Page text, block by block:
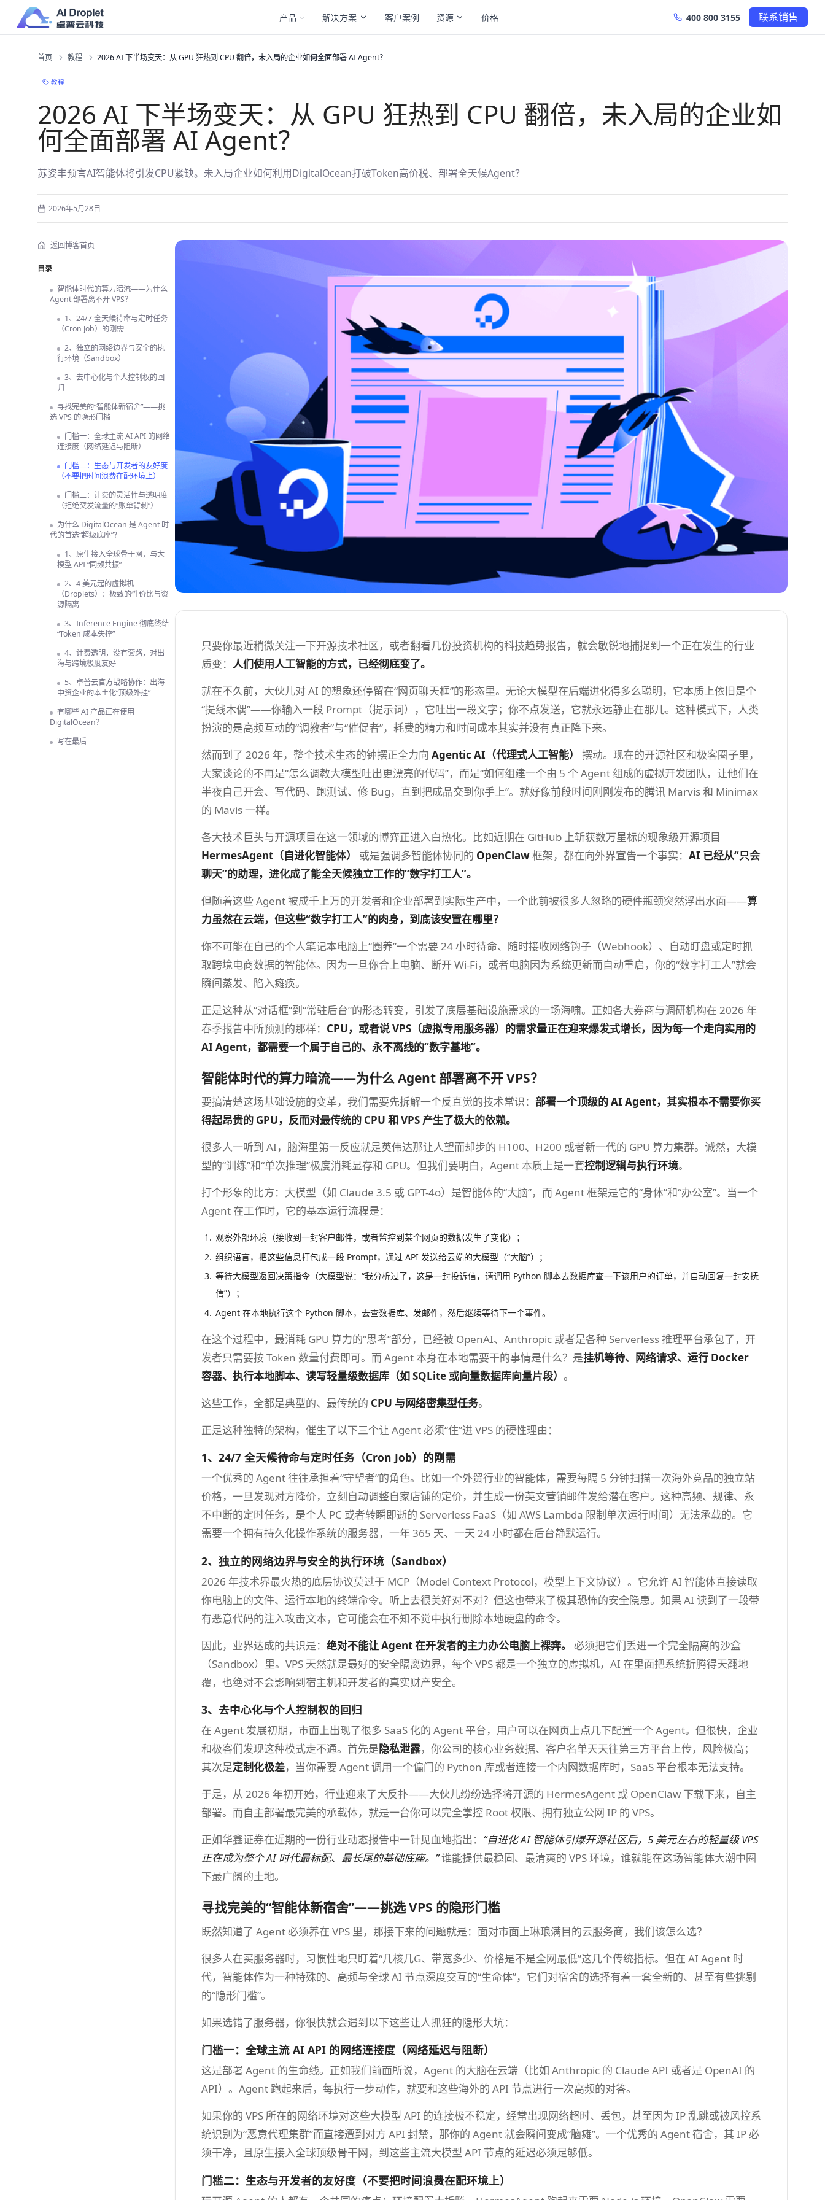
产品 解决方案 客户案例 资源 价格 400 800 3155 联系销售
首页 教程 2026 AI 下半场变天：从 GPU 狂热到 CPU 翻倍，未入局的企业如何全面部署 AI Agent？
教程
2026 AI 下半场变天：从 GPU 狂热到 CPU 翻倍，未入局的企业如
何全面部署 AI Agent？
苏姿丰预言AI智能体将引发CPU紧缺。未入局企业如何利用DigitalOcean打破Token高价税、部署全天候Agent？
2026年5月28日
返回博客首页
目录
智能体时代的算力暗流——为什么
Agent 部署离不开 VPS？
1、24/7 全天候待命与定时任务
（Cron Job）的刚需
2、独立的网络边界与安全的执
行环境（Sandbox）
3、去中心化与个人控制权的回
归
寻找完美的“智能体新宿舍”——挑
选 VPS 的隐形门槛
门槛一：全球主流 AI API 的网络
连接度（网络延迟与阻断）
门槛二：生态与开发者的友好度
（不要把时间浪费在配环境上）
门槛三：计费的灵活性与透明度
（拒绝突发流量的“账单背刺”）
为什么 DigitalOcean 是 Agent 时
代的首选“超级底座”？
1、原生接入全球骨干网，与大
模型 API “同频共振”
2、4 美元起的虚拟机
（Droplets）：极致的性价比与资
源隔离
3、Inference Engine 彻底终结
“Token 成本失控”
4、计费透明，没有套路，对出
海与跨境极度友好
5、卓普云官方战略协作：出海
中资企业的本土化“顶级外挂”
有哪些 AI 产品正在使用
DigitalOcean？
写在最后
只要你最近稍微关注一下开源技术社区，或者翻看几份投资机构的科技趋势报告，就会敏锐地捕捉到一个正在发生的行业
质变： 人们使用人工智能的方式，已经彻底变了。
就在不久前，大伙儿对 AI 的想象还停留在“网页聊天框”的形态里。无论大模型在后端进化得多么聪明，它本质上依旧是个
“提线木偶”——你输入一段 Prompt（提示词），它吐出一段文字；你不点发送，它就永远静止在那儿。这种模式下，人类
扮演的是高频互动的“调教者”与“催促者”，耗费的精力和时间成本其实并没有真正降下来。
然而到了 2026 年，整个技术生态的钟摆正全力向 Agentic AI（代理式人工智能）
摆动。现在的开源社区和极客圈子里，
大家谈论的不再是“怎么调教大模型吐出更漂亮的代码”，而是“如何组建一个由 5 个 Agent 组成的虚拟开发团队，让他们在
半夜自己开会、写代码、跑测试、修 Bug，直到把成品交到你手上”。就好像前段时间刚刚发布的腾讯 Marvis 和 Minimax
的 Mavis 一样。
各大技术巨头与开源项目在这一领域的博弈正进入白热化。比如近期在 GitHub 上斩获数万星标的现象级开源项目
HermesAgent（自进化智能体）
或是强调多智能体协同的 OpenClaw框架，都在向外界宣告一个事实： AI 已经从“只会
聊天”的助理，进化成了能全天候独立工作的“数字打工人”。
但随着这些 Agent 被成千上万的开发者和企业部署到实际生产中，一个此前被很多人忽略的硬件瓶颈突然浮出水面——算
力虽然在云端，但这些“数字打工人”的肉身，到底该安置在哪里？
你不可能在自己的个人笔记本电脑上“圈养”一个需要 24 小时待命、随时接收网络钩子（Webhook）、自动盯盘或定时抓
取跨境电商数据的智能体。因为一旦你合上电脑、断开 Wi-Fi，或者电脑因为系统更新而自动重启，你的“数字打工人”就会
瞬间蒸发、陷入瘫痪。
正是这种从“对话框”到“常驻后台”的形态转变，引发了底层基础设施需求的一场海啸。正如各大券商与调研机构在 2026 年
春季报告中所预测的那样： CPU，或者说 VPS（虚拟专用服务器）的需求量正在迎来爆发式增长，因为每一个走向实用的
AI Agent，都需要一个属于自己的、永不离线的“数字基地”。
智能体时代的算力暗流——为什么 Agent 部署离不开 VPS？
要搞清楚这场基础设施的变革，我们需要先拆解一个反直觉的技术常识： 部署一个顶级的 AI Agent，其实根本不需要你买
得起昂贵的 GPU，反而对最传统的 CPU 和 VPS 产生了极大的依赖。
很多人一听到 AI，脑海里第一反应就是英伟达那让人望而却步的 H100、H200 或者新一代的 GPU 算力集群。诚然，大模
型的“训练”和“单次推理”极度消耗显存和 GPU。但我们要明白，Agent 本质上是一套控制逻辑与执行环境。
打个形象的比方：大模型（如 Claude 3.5 或 GPT-4o）是智能体的“大脑”，而 Agent 框架是它的“身体”和“办公室”。当一个
Agent 在工作时，它的基本运行流程是：
观察外部环境（接收到一封客户邮件，或者监控到某个网页的数据发生了变化）；
组织语言，把这些信息打包成一段 Prompt，通过 API 发送给云端的大模型（“大脑”）；
等待大模型返回决策指令（大模型说：“我分析过了，这是一封投诉信，请调用 Python 脚本去数据库查一下该用户的订单，并自动回复一封安抚
信”）；
Agent 在本地执行这个 Python 脚本，去查数据库、发邮件，然后继续等待下一个事件。
在这个过程中，最消耗 GPU 算力的“思考”部分，已经被 OpenAI、Anthropic 或者是各种 Serverless 推理平台承包了，开
发者只需要按 Token 数量付费即可。而 Agent 本身在本地需要干的事情是什么？是挂机等待、网络请求、运行 Docker
容器、执行本地脚本、读写轻量级数据库（如 SQLite 或向量数据库向量片段） 。
这些工作，全都是典型的、最传统的 CPU 与网络密集型任务。
正是这种独特的架构，催生了以下三个让 Agent 必须“住”进 VPS 的硬性理由：
1、24/7 全天候待命与定时任务（Cron Job）的刚需
一个优秀的 Agent 往往承担着“守望者”的角色。比如一个外贸行业的智能体，需要每隔 5 分钟扫描一次海外竞品的独立站
价格，一旦发现对方降价，立刻自动调整自家店铺的定价，并生成一份英文营销邮件发给潜在客户。这种高频、规律、永
不中断的定时任务，是个人 PC 或者转瞬即逝的 Serverless FaaS（如 AWS Lambda 限制单次运行时间）无法承载的。它
需要一个拥有持久化操作系统的服务器，一年 365 天、一天 24 小时都在后台静默运行。
2、独立的网络边界与安全的执行环境（Sandbox）
2026 年技术界最火热的底层协议莫过于 MCP（Model Context Protocol，模型上下文协议）。它允许 AI 智能体直接读取
你电脑上的文件、运行本地的终端命令。听上去很美好对不对？但这也带来了极其恐怖的安全隐患。如果 AI 读到了一段带
有恶意代码的注入攻击文本，它可能会在不知不觉中执行删除本地硬盘的命令。
因此，业界达成的共识是： 绝对不能让 Agent 在开发者的主力办公电脑上裸奔。
必须把它们丢进一个完全隔离的沙盒
（Sandbox）里。VPS 天然就是最好的安全隔离边界，每个 VPS 都是一个独立的虚拟机，AI 在里面把系统折腾得天翻地
覆，也绝对不会影响到宿主机和开发者的真实财产安全。
3、去中心化与个人控制权的回归
在 Agent 发展初期，市面上出现了很多 SaaS 化的 Agent 平台，用户可以在网页上点几下配置一个 Agent。但很快，企业
和极客们发现这种模式走不通。首先是隐私泄露，你公司的核心业务数据、客户名单天天往第三方平台上传，风险极高；
其次是定制化极差，当你需要 Agent 调用一个偏门的 Python 库或者连接一个内网数据库时，SaaS 平台根本无法支持。
于是，从 2026 年初开始，行业迎来了大反扑——大伙儿纷纷选择将开源的 HermesAgent 或 OpenClaw 下载下来，自主
部署。而自主部署最完美的承载体，就是一台你可以完全掌控 Root 权限、拥有独立公网 IP 的 VPS。
正如华鑫证券在近期的一份行业动态报告中一针见血地指出： “自进化 AI 智能体引爆开源社区后，5 美元左右的轻量级 VPS
正在成为整个 AI 时代最标配、最长尾的基础底座。”谁能提供最稳固、最清爽的 VPS 环境，谁就能在这场智能体大潮中圈
下最广阔的土地。
寻找完美的“智能体新宿舍”——挑选 VPS 的隐形门槛
既然知道了 Agent 必须养在 VPS 里，那接下来的问题就是：面对市面上琳琅满目的云服务商，我们该怎么选？
很多人在买服务器时，习惯性地只盯着“几核几G、带宽多少、价格是不是全网最低”这几个传统指标。但在 AI Agent 时
代，智能体作为一种特殊的、高频与全球 AI 节点深度交互的“生命体”，它们对宿舍的选择有着一套全新的、甚至有些挑剔
的“隐形门槛”。
如果选错了服务器，你很快就会遇到以下这些让人抓狂的隐形大坑：
门槛一：全球主流 AI API 的网络连接度（网络延迟与阻断）
这是部署 Agent 的生命线。正如我们前面所说，Agent 的大脑在云端（比如 Anthropic 的 Claude API 或者是 OpenAI 的
API）。Agent 跑起来后，每执行一步动作，就要和这些海外的 API 节点进行一次高频的对答。
如果你的 VPS 所在的网络环境对这些大模型 API 的连接极不稳定，经常出现网络超时、丢包，甚至因为 IP 乱跳或被风控系
统识别为“恶意代理集群”而直接遭到对方 API 封禁，那你的 Agent 就会瞬间变成“脑瘫”。一个优秀的 Agent 宿舍，其 IP 必
须干净，且原生接入全球顶级骨干网，到这些主流大模型 API 节点的延迟必须足够低。
门槛二：生态与开发者的友好度（不要把时间浪费在配环境上）